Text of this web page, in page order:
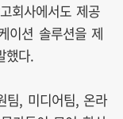
회사에서도 제공
이션 솔루션을 제
했다.
팀, 미디어팀, 온라